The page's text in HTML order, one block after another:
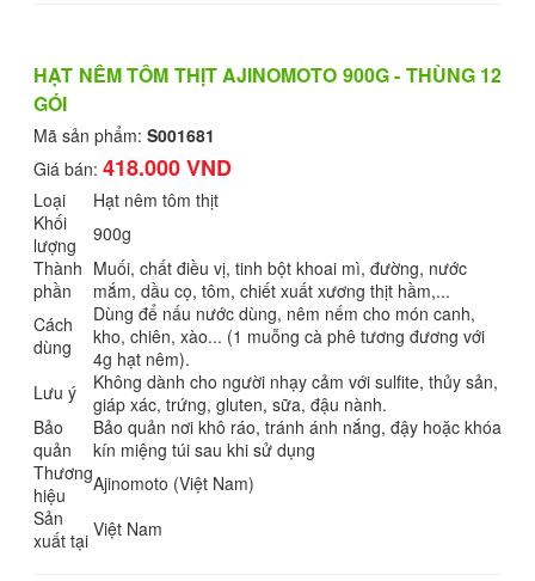
HẠT NÊM TÔM THỊT AJINOMOTO 900G - THÙNG 12
GÓI
Mã sản phẩm: S001681
Giá bán: 418.000 VND
Loại
Hạt nêm tôm thịt
Khối
lượng
900g
Thành
phần
Muối, chất điều vị, tinh bột khoai mì, đường, nước
mắm, dầu cọ, tôm, chiết xuất xương thịt hầm,...
Cách
dùng
Dùng để nấu nước dùng, nêm nếm cho món canh,
kho, chiên, xào... (1 muỗng cà phê tương đương với
4g hạt nêm).
Lưu ý
Không dành cho người nhạy cảm với sulfite, thủy sản,
giáp xác, trứng, gluten, sữa, đậu nành.
Bảo
quản
Bảo quản nơi khô ráo, tránh ánh nắng, đậy hoặc khóa
kín miệng túi sau khi sử dụng
Thương
hiệu
Ajinomoto (Việt Nam)
Sản
xuất tại Việt Nam